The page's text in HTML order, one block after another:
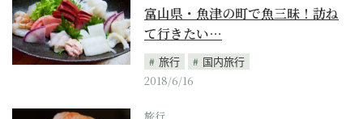
富山県・魚津の町で魚三昧！訪ね
て行きたい…
旅行
国内旅行
2018/6/16